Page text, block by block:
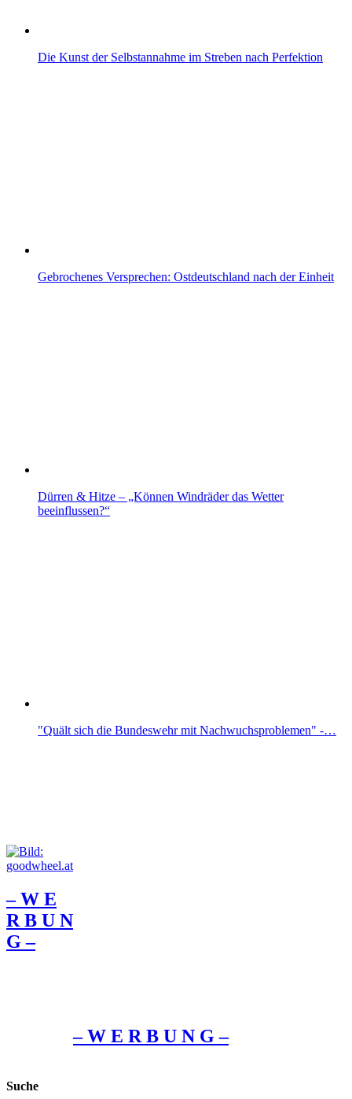
Die Kunst der Selbstannahme im Streben nach Perfektion
Gebrochenes Versprechen: Ostdeutschland nach der Einheit
Dürren & Hitze – „Können Windräder das Wetter
beeinflussen?“
"Quält sich die Bundeswehr mit Nachwuchsproblemen" -…
– W Ε
R Β U Ν
G –
– W Ε R Β U Ν G –
Suche